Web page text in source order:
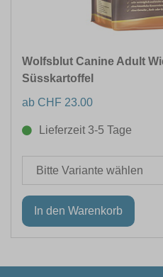
Wolfsblut Canine Adult
Süsskartoffel
ab CHF 23.00
Lieferzeit 3-5 Tage